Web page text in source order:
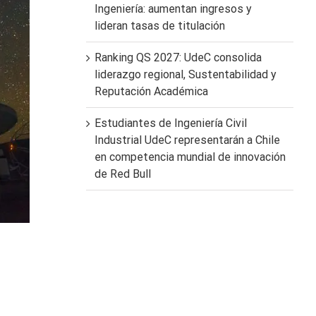
Ingeniería: aumentan ingresos y
lideran tasas de titulación
Ranking QS 2027: UdeC consolida
liderazgo regional, Sustentabilidad y
Reputación Académica
Estudiantes de Ingeniería Civil
Industrial UdeC representarán a Chile
en competencia mundial de innovación
de Red Bull